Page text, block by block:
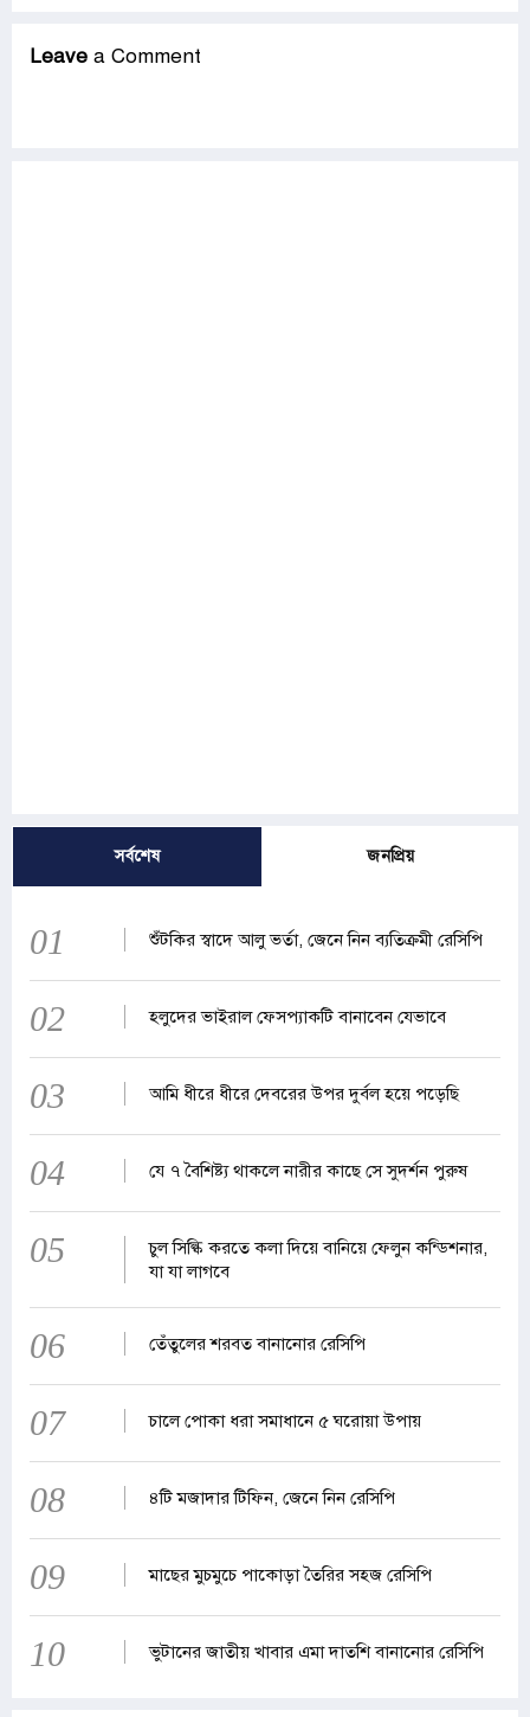
Leave a Comment
সর্বশেষ জনপ্রিয়
01 শুঁটকির স্বাদে আলু ভর্তা, জেনে নিন ব্যতিক্রমী রেসিপি
02 হলুদের ভাইরাল ফেসপ্যাকটি বানাবেন যেভাবে
03 আমি ধীরে ধীরে দেবরের উপর দুর্বল হয়ে পড়েছি
04 যে ৭ বৈশিষ্ট্য থাকলে নারীর কাছে সে সুদর্শন পুরুষ
05
চুল সিল্কি করতে কলা দিয়ে বানিয়ে ফেলুন কন্ডিশনার,
যা যা লাগবে
06 তেঁতুলের শরবত বানানোর রেসিপি
07 চালে পোকা ধরা সমাধানে ৫ ঘরোয়া উপায়
08 ৪টি মজাদার টিফিন, জেনে নিন রেসিপি
09 মাছের মুচমুচে পাকোড়া তৈরির সহজ রেসিপি
10 ভুটানের জাতীয় খাবার এমা দাতশি বানানোর রেসিপি